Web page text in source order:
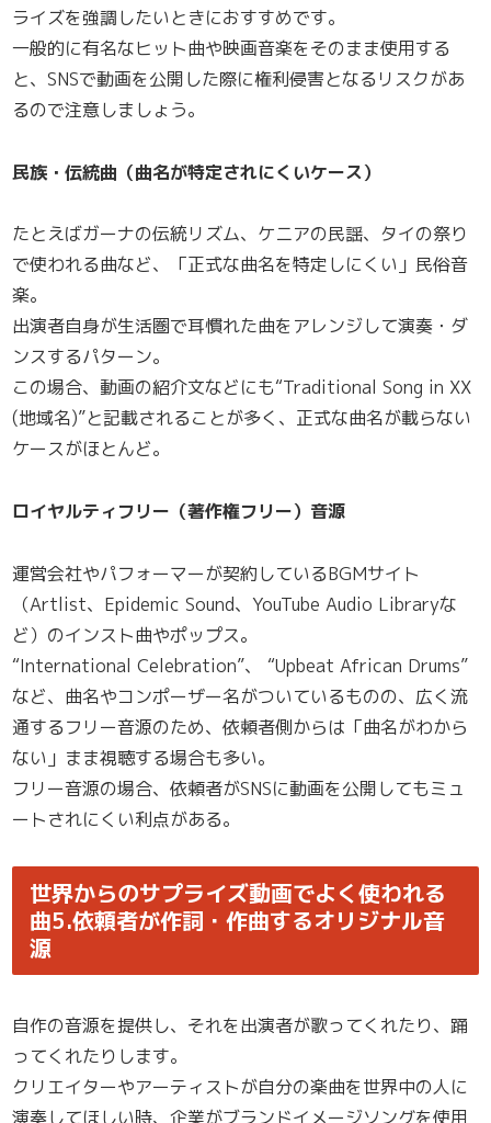
ライズを強調したいときにおすすめです。
一般的に有名なヒット曲や映画音楽をそのまま使用する
と、SNSで動画を公開した際に権利侵害となるリスクがあ
るので注意しましょう。
民族・伝統曲（曲名が特定されにくいケース）
たとえばガーナの伝統リズム、ケニアの民謡、タイの祭り
で使われる曲など、「正式な曲名を特定しにくい」民俗音
楽。
出演者自身が生活圏で耳慣れた曲をアレンジして演奏・ダ
ンスするパターン。
この場合、動画の紹介文などにも“Traditional Song in XX
(地域名)”と記載されることが多く、正式な曲名が載らない
ケースがほとんど。
ロイヤルティフリー（著作権フリー）音源
運営会社やパフォーマーが契約しているBGMサイト
（Artlist、Epidemic Sound、YouTube Audio Libraryな
ど）のインスト曲やポップス。
“International Celebration”、 “Upbeat African Drums”
など、曲名やコンポーザー名がついているものの、広く流
通するフリー音源のため、依頼者側からは「曲名がわから
ない」まま視聴する場合も多い。
フリー音源の場合、依頼者がSNSに動画を公開してもミュ
ートされにくい利点がある。
世界からのサプライズ動画でよく使われる
曲5.依頼者が作詞・作曲するオリジナル音
源
自作の音源を提供し、それを出演者が歌ってくれたり、踊
ってくれたりします。
クリエイターやアーティストが自分の楽曲を世界中の人に
演奏してほしい時、企業がブランドイメージソングを使用